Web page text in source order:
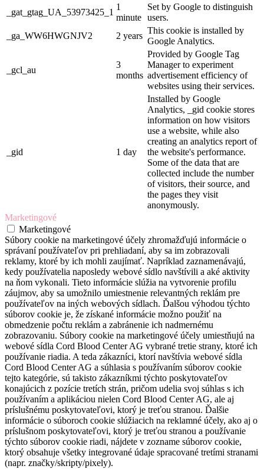
_gat_gtag_UA_53973425_1
1
minute
Set by Google to distinguish
users.
_ga_WW6HWGNJV2
2 years
This cookie is installed by
Google Analytics.
_gcl_au
3
months
Provided by Google Tag
Manager to experiment
advertisement efficiency of
websites using their services.
_gid 1 day
Installed by Google
Analytics, _gid cookie stores
information on how visitors
use a website, while also
creating an analytics report of
the website's performance.
Some of the data that are
collected include the number
of visitors, their source, and
the pages they visit
anonymously.
Marketingové
Marketingové
Súbory cookie na marketingové účely zhromažďujú informácie o
správaní používateľov pri prehliadaní, aby sa im zobrazovali
reklamy, ktoré by ich mohli zaujímať. Napríklad zaznamenávajú,
kedy používatelia naposledy webové sídlo navštívili a aké aktivity
na ňom vykonali. Tieto informácie slúžia na vytvorenie profilu
záujmov, aby sa umožnilo umiestnenie relevantných reklám pre
používateľov na iných webových sídlach. Ďalšou výhodou týchto
súborov cookie je, že získané informácie možno použiť na
obmedzenie počtu reklám a zabránenie ich nadmernému
zobrazovaniu. Súbory cookie na marketingové účely umiestňujú na
webové sídla Cord Blood Center AG vybrané tretie strany, ktoré ich
používanie riadia. A teda zákazníci, ktorí navštívia webové sídla
Cord Blood Center AG a súhlasia s používaním súborov cookie
tejto kategórie, sú takisto zákazníkmi týchto poskytovateľov
konajúcich z pozície tretích strán, pričom udelia svoj súhlas s ich
používaním a aplikáciou nielen Cord Blood Center AG, ale aj
príslušnému poskytovateľovi, ktorý je treťou stranou. Ďalšie
informácie o súboroch cookie slúžiacich na reklamné účely, ako aj o
príslušnom poskytovateľovi, ktorý je treťou stranou a používanie
týchto súborov cookie riadi, nájdete v zozname súborov cookie,
ktorý obsahuje všetky integrované údaje spracované tretími stranami
(napr. značky/skripty/pixely).